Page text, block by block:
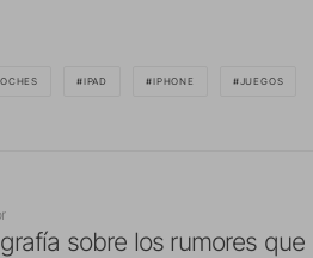
IPAD IPHONE JUEGOS
sobre los rumores que